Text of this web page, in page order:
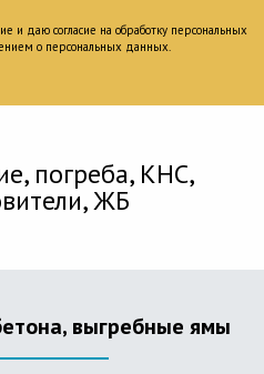
и даю согласие на обработку персональных
о персональных данных.
погреба, КНС,
ЖБ
выгребные ямы